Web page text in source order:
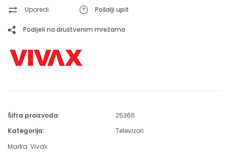
Uporedi Pošalji upit
Podijeli na društvenim mrežama
Šifra proizvoda:
25366
Kategorija:
Televizori
Marka: Vivax